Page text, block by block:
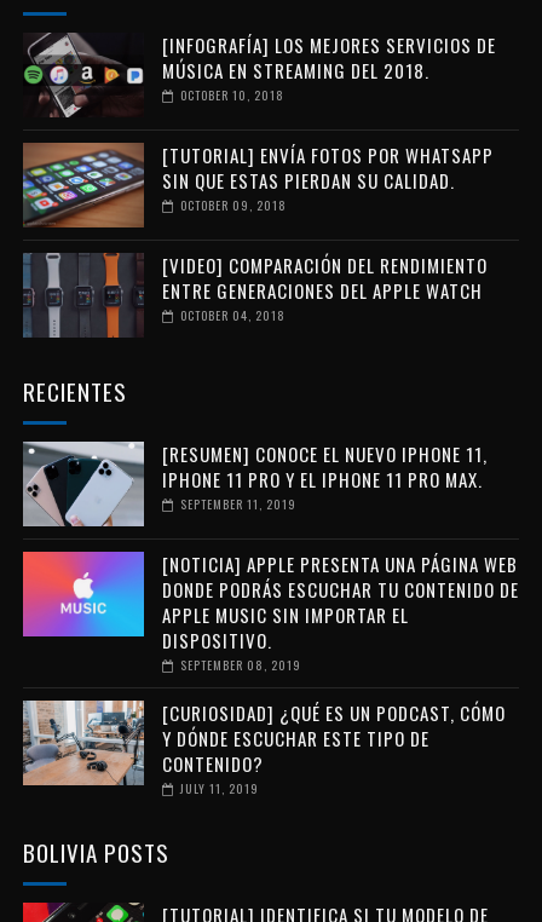
[INFOGRAFÍA] LOS MEJORES SERVICIOS DE
MÚSICA EN STREAMING DEL 2018.
OCTOBER 10, 2018
[TUTORIAL] ENVÍA FOTOS POR WHATSAPP
SIN QUE ESTAS PIERDAN SU CALIDAD.
OCTOBER 09, 2018
[VIDEO] COMPARACIÓN DEL RENDIMIENTO
ENTRE GENERACIONES DEL APPLE WATCH
OCTOBER 04, 2018
RECIENTES
[RESUMEN] CONOCE EL NUEVO IPHONE 11,
IPHONE 11 PRO Y EL IPHONE 11 PRO MAX.
SEPTEMBER 11, 2019
[NOTICIA] APPLE PRESENTA UNA PÁGINA WEB
DONDE PODRÁS ESCUCHAR TU CONTENIDO DE
APPLE MUSIC SIN IMPORTAR EL
DISPOSITIVO.
SEPTEMBER 08, 2019
[CURIOSIDAD] ¿QUÉ ES UN PODCAST, CÓMO
Y DÓNDE ESCUCHAR ESTE TIPO DE
CONTENIDO?
JULY 11, 2019
BOLIVIA POSTS
[TUTORIAL] IDENTIFICA SI TU MODELO DE